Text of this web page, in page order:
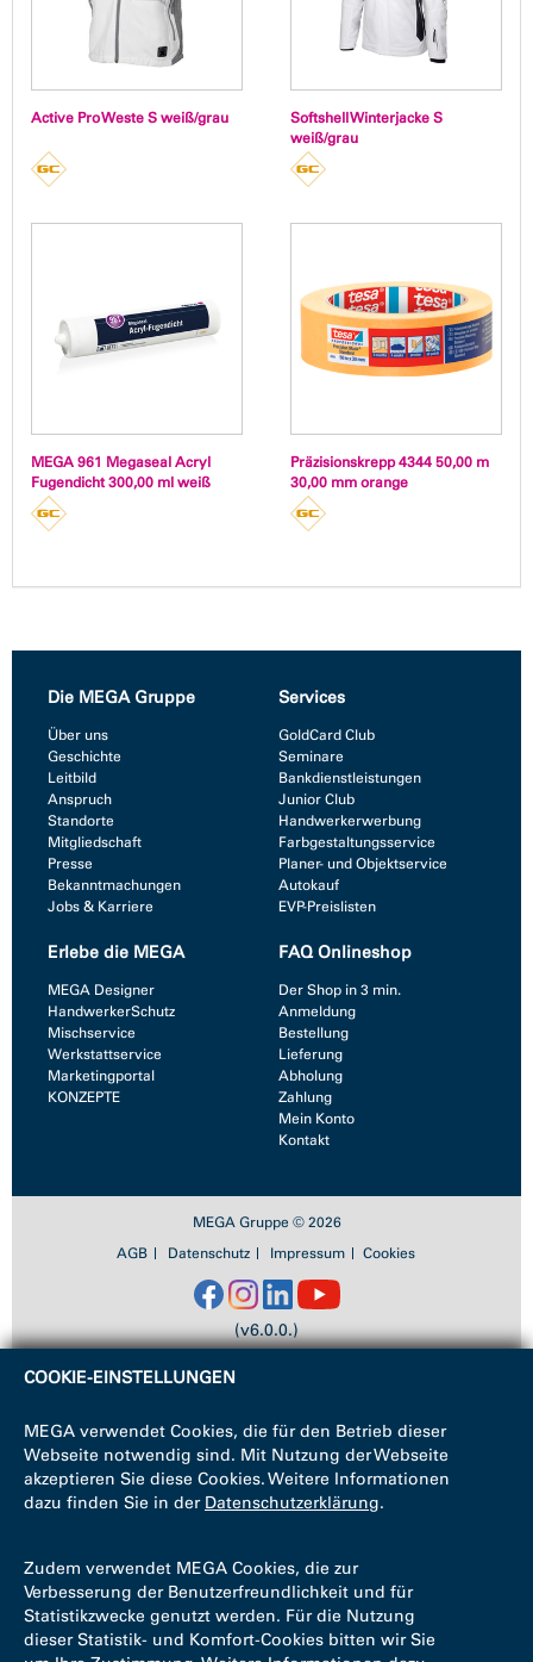
Active Pro Weste S weiß/grau
Softshell Winterjacke S
weiß/grau
MEGA 961 Megaseal Acryl
Fugendicht 300,00 ml weiß
Präzisionskrepp 4344 50,00 m
30,00 mm orange
Die MEGA Gruppe
Über uns
Geschichte
Leitbild
Anspruch
Standorte
Mitgliedschaft
Presse
Bekanntmachungen
Jobs & Karriere
Services
GoldCard Club
Seminare
Bankdienstleistungen
Junior Club
Handwerkerwerbung
Farbgestaltungsservice
Planer- und Objektservice
Autokauf
EVP-Preislisten
Erlebe die MEGA
MEGA Designer
HandwerkerSchutz
Mischservice
Werkstattservice
Marketingportal
KONZEPTE
FAQ Onlineshop
Der Shop in 3 min.
Anmeldung
Bestellung
Lieferung
Abholung
Zahlung
Mein Konto
Kontakt
MEGA Gruppe © 2026
AGB
Datenschutz Impressum Cookies
(v6.0.0.)
COOKIE-EINSTELLUNGEN
MEGA verwendet Cookies, die für den Betrieb dieser
Webseite notwendig sind. Mit Nutzung der Webseite
akzeptieren Sie diese Cookies. Weitere Informationen
dazu finden Sie in der Datenschutzerklärung.
Zudem verwendet MEGA Cookies, die zur
Verbesserung der Benutzerfreundlichkeit und für
Statistikzwecke genutzt werden. Für die Nutzung
dieser Statistik- und Komfort-Cookies bitten wir Sie